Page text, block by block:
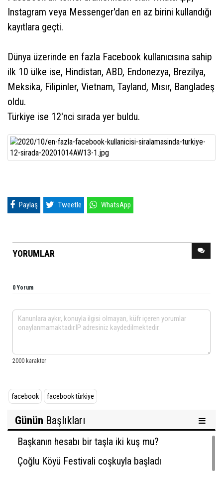
Instagram veya Messenger'dan en az birini kullandığı
kayıtlara geçti.
Dünya üzerinde en fazla Facebook kullanıcısına sahip
ilk 10 ülke ise, Hindistan, ABD, Endonezya, Brezilya,
Meksika, Filipinler, Vietnam, Tayland, Mısır, Bangladeş
oldu.
Türkiye ise 12'nci sırada yer buldu.
Paylaş Tweetle WhatsApp
YORUMLAR
0 Yorum
facebook facebook türkiye
Günün Başlıkları
Başkanın hesabı bir taşla iki kuş mu?
Çoğlu Köyü Festivali coşkuyla başladı